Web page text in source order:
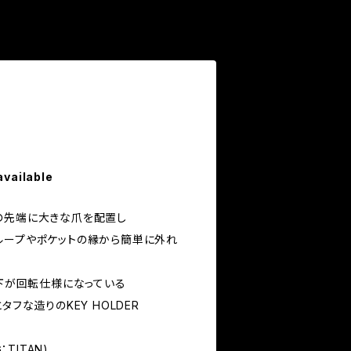
端に大きな爪を配置し
ープやポケットの縁から簡単に外れ
回転仕様になっている
フな造りのKEY HOLDER